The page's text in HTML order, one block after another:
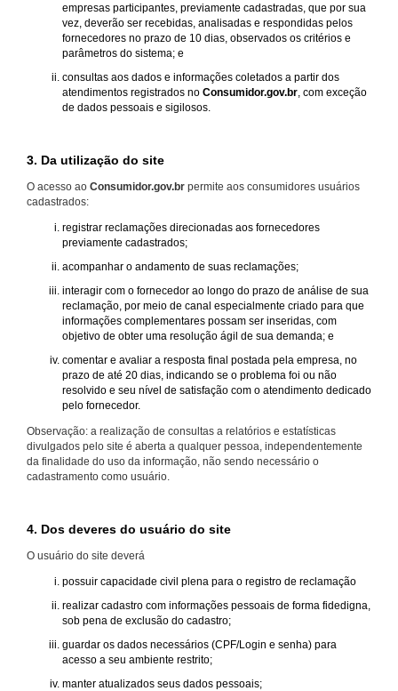
empresas participantes, previamente cadastradas, que por sua
vez, deverão ser recebidas, analisadas e respondidas pelos
fornecedores no prazo de 10 dias, observados os critérios e
parâmetros do sistema; e
consultas aos dados e informações coletados a partir dos
atendimentos registrados no Consumidor.gov.br , com exceção
de dados pessoais e sigilosos.
3. Da utilização do site
O acesso ao Consumidor.gov.br permite aos consumidores usuários
cadastrados:
registrar reclamações direcionadas aos fornecedores
previamente cadastrados;
acompanhar o andamento de suas reclamações;
interagir com o fornecedor ao longo do prazo de análise de sua
reclamação, por meio de canal especialmente criado para que
informações complementares possam ser inseridas, com
objetivo de obter uma resolução ágil de sua demanda; e
comentar e avaliar a resposta final postada pela empresa, no
prazo de até 20 dias, indicando se o problema foi ou não
resolvido e seu nível de satisfação com o atendimento dedicado
pelo fornecedor.
Observação: a realização de consultas a relatórios e estatísticas
divulgados pelo site é aberta a qualquer pessoa, independentemente
da finalidade do uso da informação, não sendo necessário o
cadastramento como usuário.
4. Dos deveres do usuário do site
O usuário do site deverá
possuir capacidade civil plena para o registro de reclamação
realizar cadastro com informações pessoais de forma fidedigna,
sob pena de exclusão do cadastro;
guardar os dados necessários (CPF/Login e senha) para
acesso a seu ambiente restrito;
manter atualizados seus dados pessoais;